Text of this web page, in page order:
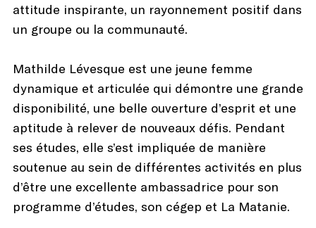
attitude inspirante, un rayonnement positif dans
un groupe ou la communauté.
Mathilde Lévesque est une jeune femme
dynamique et articulée qui démontre une grande
disponibilité, une belle ouverture d’esprit et une
aptitude à relever de nouveaux défis. Pendant
ses études, elle s’est impliquée de manière
soutenue au sein de différentes activités en plus
d’être une excellente ambassadrice pour son
programme d’études, son cégep et La Matanie.